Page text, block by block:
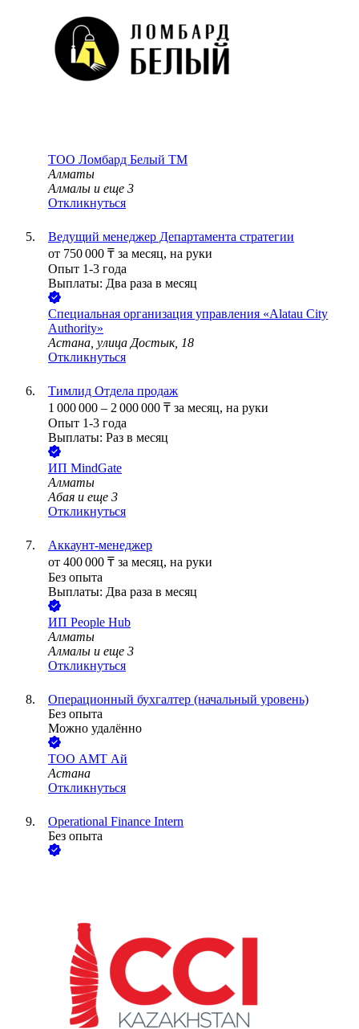
ТОО Ломбард Белый TM
Алматы
Алмалы и еще 3
Откликнуться
Ведущий менеджер Департамента стратегии
от 750 000 ₸ за месяц, на руки
Опыт 1-3 года
Выплаты: Два раза в месяц
Специальная организация управления «Alatau City
Authority»
Астана, улица Достык, 18
Откликнуться
Тимлид Отдела продаж
1 000 000 – 2 000 000 ₸ за месяц, на руки
Опыт 1-3 года
Выплаты: Раз в месяц
ИП MindGate
Алматы
Абая и еще 3
Откликнуться
Аккаунт-менеджер
от 400 000 ₸ за месяц, на руки
Без опыта
Выплаты: Два раза в месяц
ИП People Hub
Алматы
Алмалы и еще 3
Откликнуться
Операционный бухгалтер (начальный уровень)
Без опыта
Можно удалённо
ТОО АМТ Ай
Астана
Откликнуться
Operational Finance Intern
Без опыта